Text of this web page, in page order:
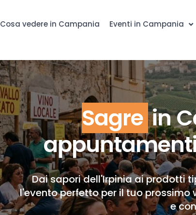
Cosa vedere in Campania Eventi in Campania
Sagre in
Dai sapori dell'Irpinia ai prodotti
l'evento perfetto per il tuo
e